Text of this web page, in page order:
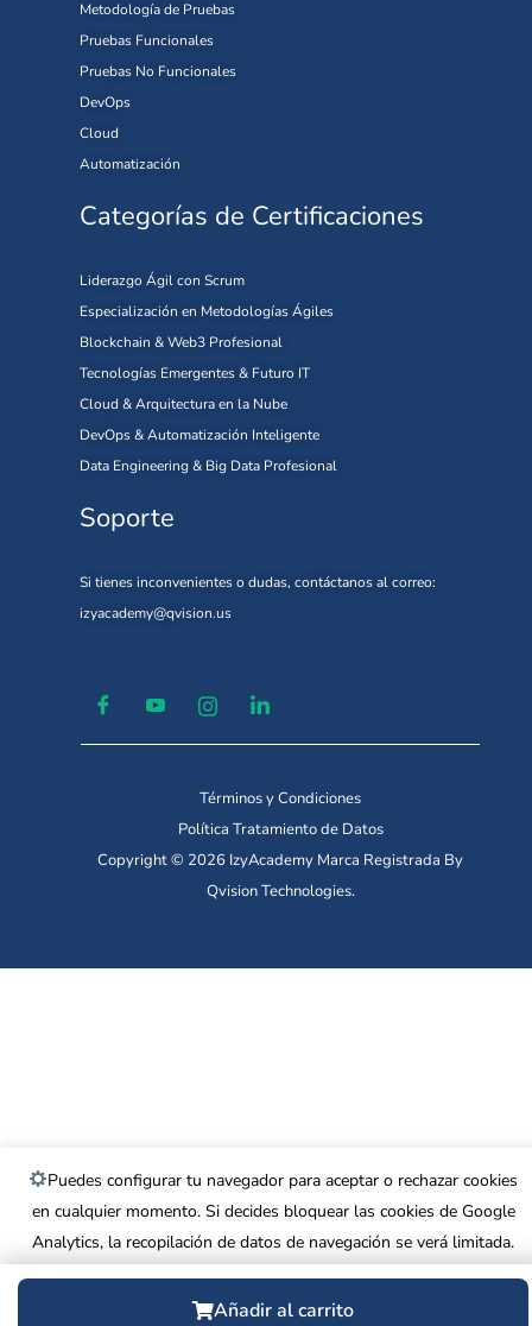
Añadir al carrito
Metodología de Pruebas
Pruebas Funcionales
Pruebas No Funcionales
DevOps
Cloud
Automatización
Categorías de Certificaciones
Liderazgo Ágil con Scrum
Especialización en Metodologías Ágiles
Blockchain & Web3 Profesional
Tecnologías Emergentes & Futuro IT
Cloud & Arquitectura en la Nube
DevOps & Automatización Inteligente
Data Engineering & Big Data Profesional
Soporte
Si tienes inconvenientes o dudas, contáctanos al correo:
izyacademy@qvision.us
Términos y Condiciones
Política Tratamiento de Datos
Copyright © 2026 IzyAcademy Marca Registrada By
Qvision Technologies.
Puedes configurar tu navegador para aceptar o rechazar cookies
en cualquier momento. Si decides bloquear las cookies de Google
Analytics, la recopilación de datos de navegación se verá limitada.
Más información.
Rechazar Aceptar